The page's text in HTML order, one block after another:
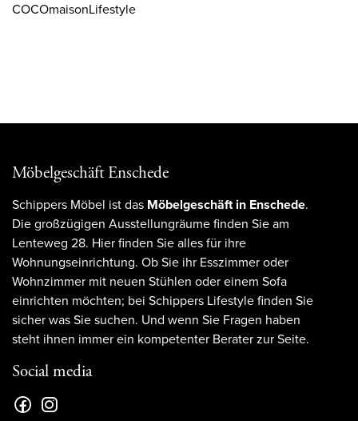
COCOmaisonLifestyle
Möbelgeschäft Enschede
Schippers Möbel ist das Möbelgeschäft in Enschede.
Die großzügigen Ausstellungräume finden Sie am
Lenteweg 28. Hier finden Sie alles für ihre
Wohnungseinrichtung. Ob Sie ihr Esszimmer oder
Wohnzimmer mit neuen Stühlen oder einem Sofa
einrichten möchten; bei Schippers Lifestyle finden Sie
sicher was Sie suchen. Und wenn Sie Fragen haben
steht ihnen immer ein kompetenter Berater zur Seite.
Social media